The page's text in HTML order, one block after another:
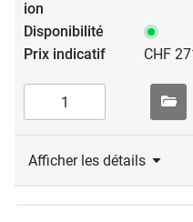
CHF
Afficher les détails